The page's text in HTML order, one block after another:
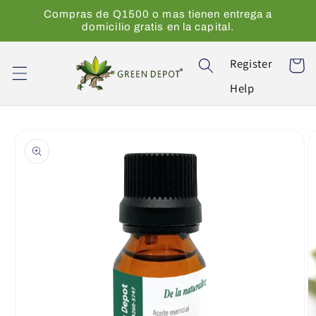
directamente
Compras de Q1500 o mas tienen entrega a
domicilio gratis en la capital.
Register
Help
Carrito
a la
información
del producto